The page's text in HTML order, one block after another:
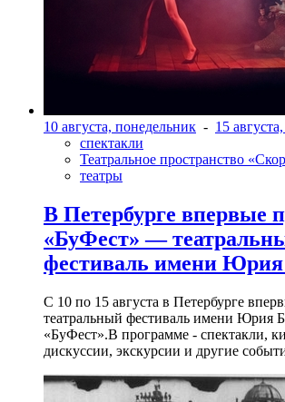
10 августа, понедельник - 15
спектакли
Театральное пространство
театры
В Петербурге впервые
«БуФест» —
фестиваль имени Юрия
С 10 по 15 августа в Петербурге
театральный фестиваль имени Юрия
«БуФест».В программе - спектакли,
дискуссии, экскурсии и другие